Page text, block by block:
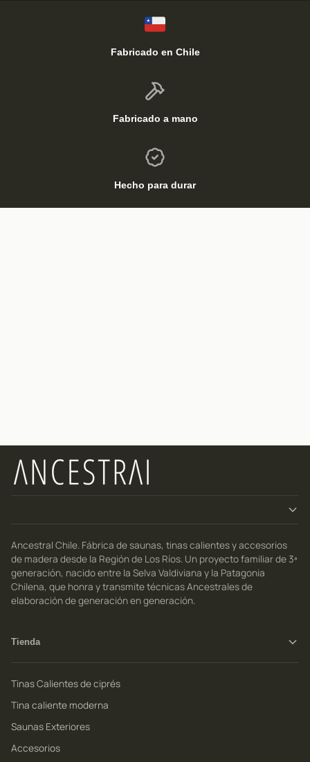
Fabricado en Chile
Fabricado a mano
Hecho para durar
Ancestral Chile. Fábrica de saunas, tinas calientes y accesorios
de madera desde la Región de Los Ríos. Un proyecto familiar de 3ª
generación, nacido entre la Selva Valdiviana y la Patagonia
Chilena, que honra y transmite técnicas Ancestrales de
elaboración de generación en generación.
Tienda
Tinas Calientes de ciprés
Tina caliente moderna
Saunas Exteriores
Accesorios